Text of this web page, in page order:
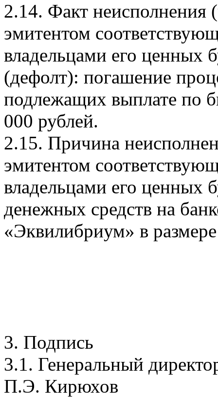
2.14. Факт неисполнения
эмитентом
владельцами его ценных
(дефолт): погашение
подлежащих выплате по
000 рублей.
2.15. Причина
эмитентом
владельцами его ценных
денежных средств на
«Эквилибриум» в
3. Подпись
3.1. Генеральный
П.Э. Кирюхов